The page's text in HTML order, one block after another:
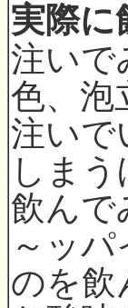
実際に
注いで
色、泡
注いで
しまう
飲んで
～ッ
のを飲